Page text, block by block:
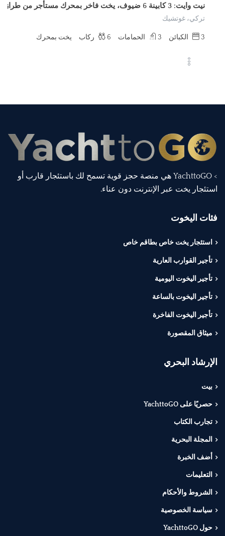
نيت وايت: 3 كابينة 6 ضيوف، يخت فاخر بمحرك مستأجر من طراز غوتشيك
تركي، غوتشيك
3 الكبائن 3 الحمامات 6 ركاب يخت بمحرك
> YachttoGO هي منصة حجز قوية تسمح لك باستئجار قارب أو
استئجار يخت عبر الإنترنت دون عناء.
فئات اليخوت
استئجار يخت خاص بطاقم خاص
تأجير القوارب العارية
تأجير اليخوت اليومية
تأجير اليخوت بالساعة
تأجير اليخوت الفاخرة
ميثاق المقصورة
الإرشاد البحري
بيت
حصريًا على YachttoGO
تجارب الكتاب
المجلة البحرية
أضف الخبرة
التعليمات
الشروط والأحكام
سياسة الخصوصية
حول YachttoGO